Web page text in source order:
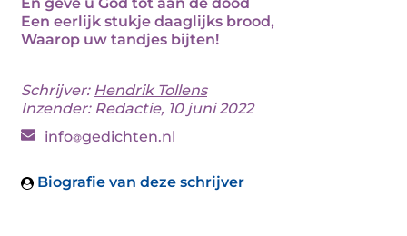
Een eerlijk stukje daaglijks brood,
Waarop uw tandjes bijten!
Schrijver: Hendrik Tollens
Inzender: Redactie, 10 juni 2022
info gedichten.nl
Biografie van deze schrijver